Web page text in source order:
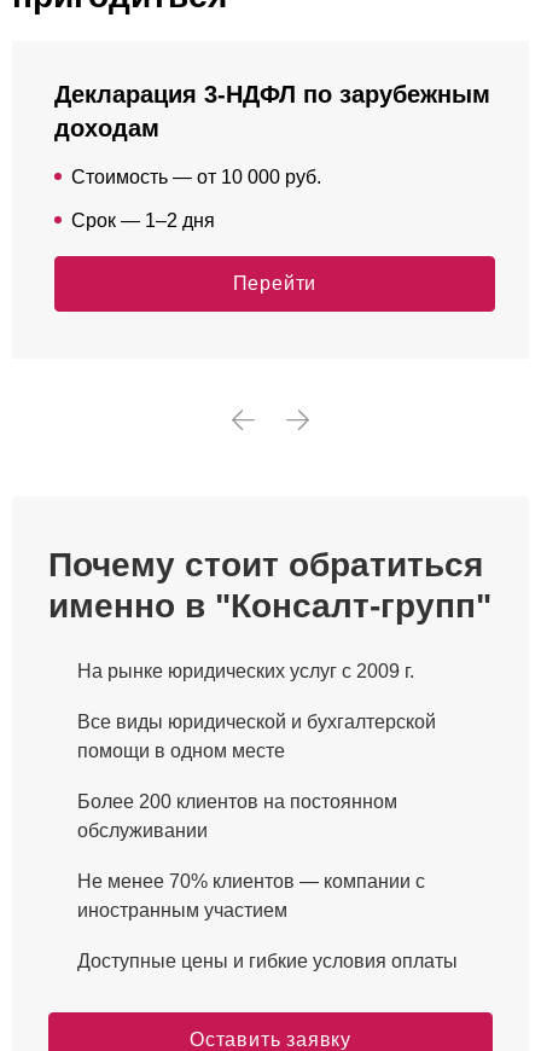
Декларация 3-НДФЛ по зарубежным
доходам
Стоимость — от 10 000 руб.
Срок — 1–2 дня
Перейти
Почему стоит обратиться
именно в "Консалт-групп"
На рынке юридических услуг с 2009 г.
Все виды юридической и бухгалтерской
помощи в одном месте
Более 200 клиентов на постоянном
обслуживании
Не менее 70% клиентов — компании с
иностранным участием
Доступные цены и гибкие условия оплаты
Оставить заявку